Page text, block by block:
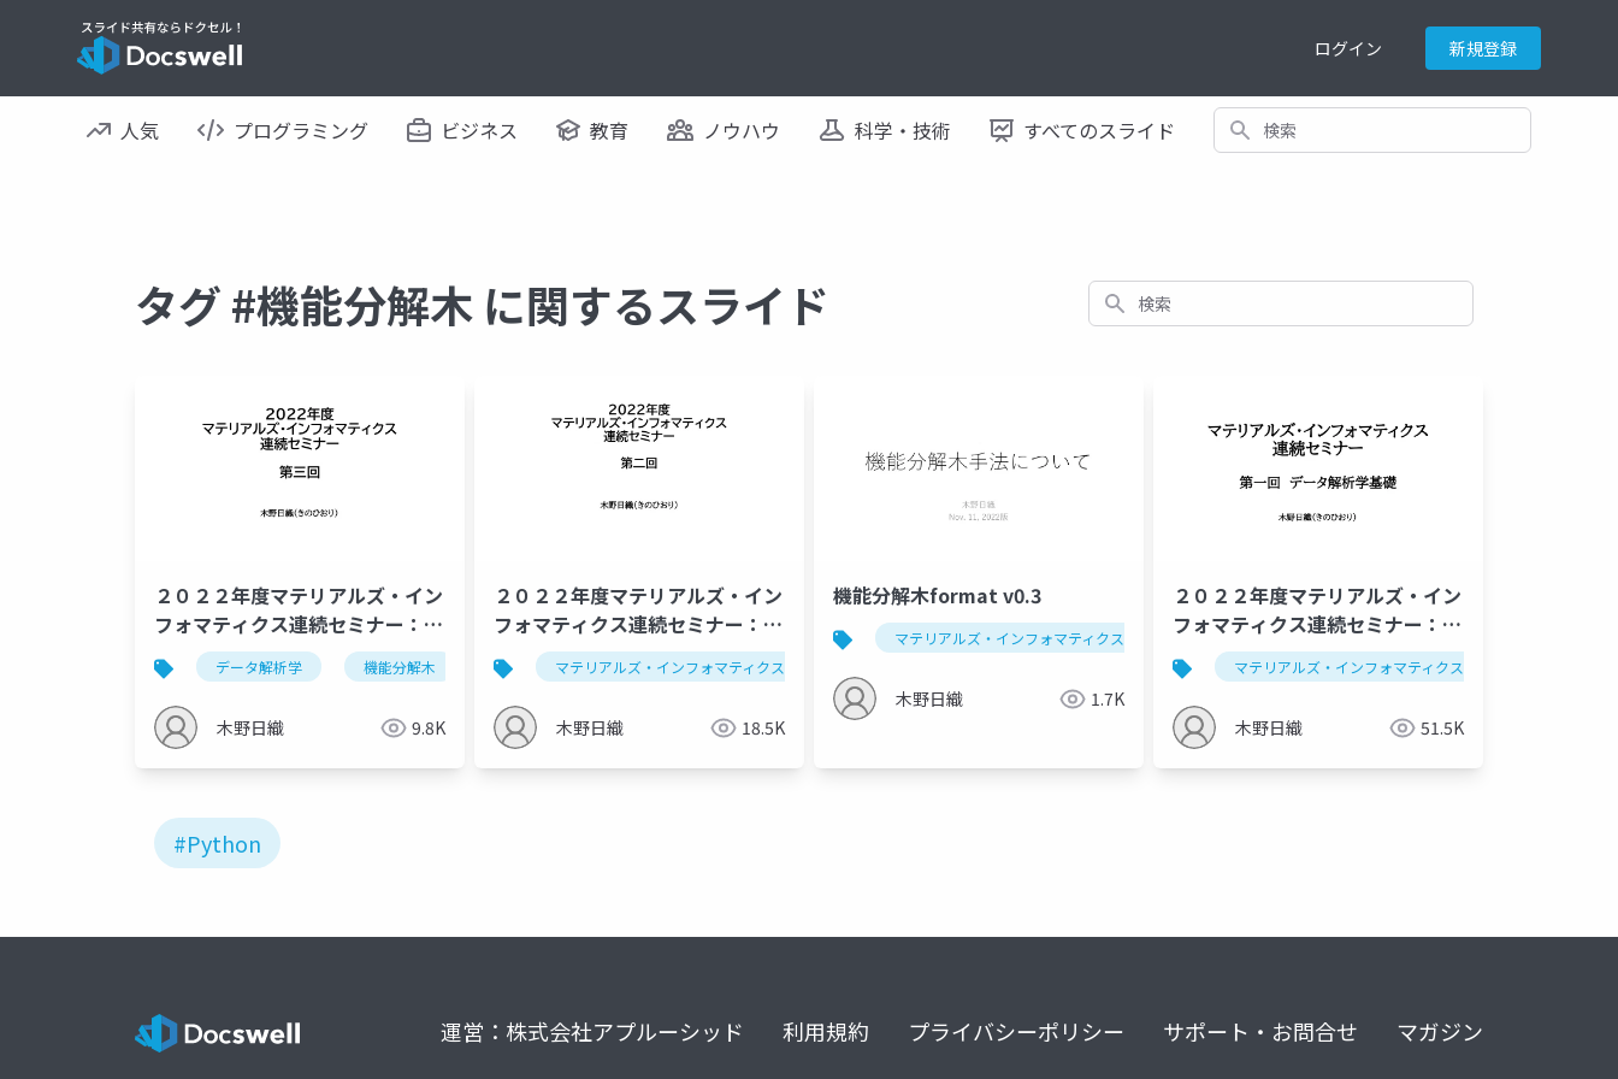
ログイン 新規登録
人気 プログラミング ビジネス 教育 ノウハウ 科学・技術 すべてのスライド 検索
タグ #機能分解木 に関するスライド 検索
２０２２年度マテリアルズ・イン
フォマティクス連続セミナー：次
元圧縮・分類・クラスタリング
データ解析学 機能分解木 セミナー マテリアルズ・インフォマティクス クラスタリング
木野日織 9.8K
２０２２年度マテリアルズ・イン
フォマティクス連続セミナー：回
帰
マテリアルズ・インフォマティクス 機能分解木 回帰
木野日織 18.5K
機能分解木format v0.3
マテリアルズ・インフォマティクス データ解析学 機能分解木
木野日織 1.7K
２０２２年度マテリアルズ・イン
フォマティクス連続セミナー：デ
ータ解析学基礎
マテリアルズ・インフォマティクス
木野日織 51.5K
#Python
運営：株式会社アプルーシッド 利用規約 プライバシーポリシー サポート・お問合せ マガジン